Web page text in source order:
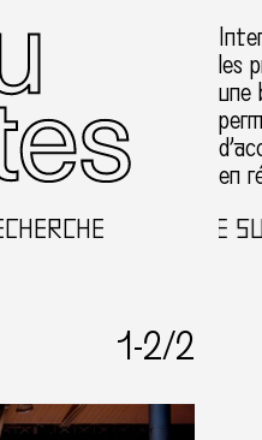
les
une
en
BIENVENUE
1-2/2